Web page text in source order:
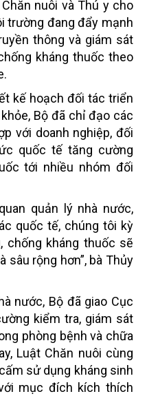
nuôi và Thú y cho
trường đang đẩy mạnh
thông và giám sát
kháng thuốc theo
kế hoạch đối tác triển
Bộ đã chỉ đạo các
với doanh nghiệp, đối
quốc tế tăng cường
tới nhiều nhóm đối
quản lý nhà nước,
quốc tế, chúng tôi kỳ
chống kháng thuốc sẽ
rộng hơn”, bà Thủy
nước, Bộ đã giao Cục
kiểm tra, giám sát
phòng bệnh và chữa
Luật Chăn nuôi cùng
sử dụng kháng sinh
mục đích kích thích